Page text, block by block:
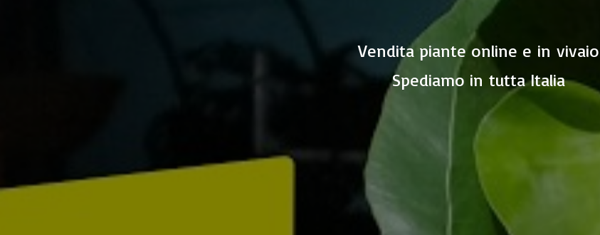
Vendita piante online e in vivaio
Spediamo in tutta Italia